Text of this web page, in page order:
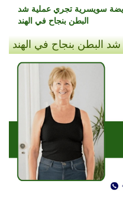
سويسرية تجري عملية شد
البطن بنجاح في الهند
البطن بنجاح في الهند